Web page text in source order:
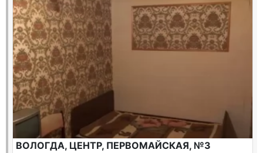
ВОЛОГДА, ЦЕНТР, ПЕРВОМАЙСКАЯ, №3